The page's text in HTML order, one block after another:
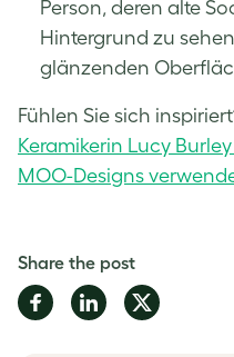
Person, deren alte
Hintergrund zu
glänzenden
Fühlen Sie sich
Keramikerin Lucy
MOO-Designs
Share the post
Share Share Share